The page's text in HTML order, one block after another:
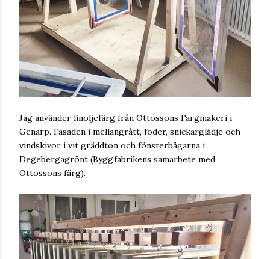
Jag använder linoljefärg från Ottossons Färgmakeri i
Genarp. Fasaden i mellangrått, foder, snickarglädje och
vindskivor i vit gräddton och fönsterbågarna i
Degebergagrönt (Byggfabrikens samarbete med
Ottossons färg).